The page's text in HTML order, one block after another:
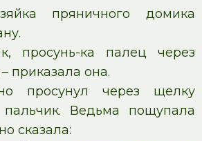
пряничного домика
просунь-ка палец через
приказала она.
просунул через щелку
Ведьма пощупала
сказала: